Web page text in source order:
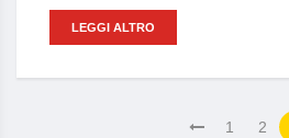
LEGGI ALTRO
1 2